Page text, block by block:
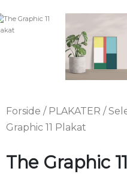
Forside / PLAKATER /
Graphic 11 Plakat
The Graphic